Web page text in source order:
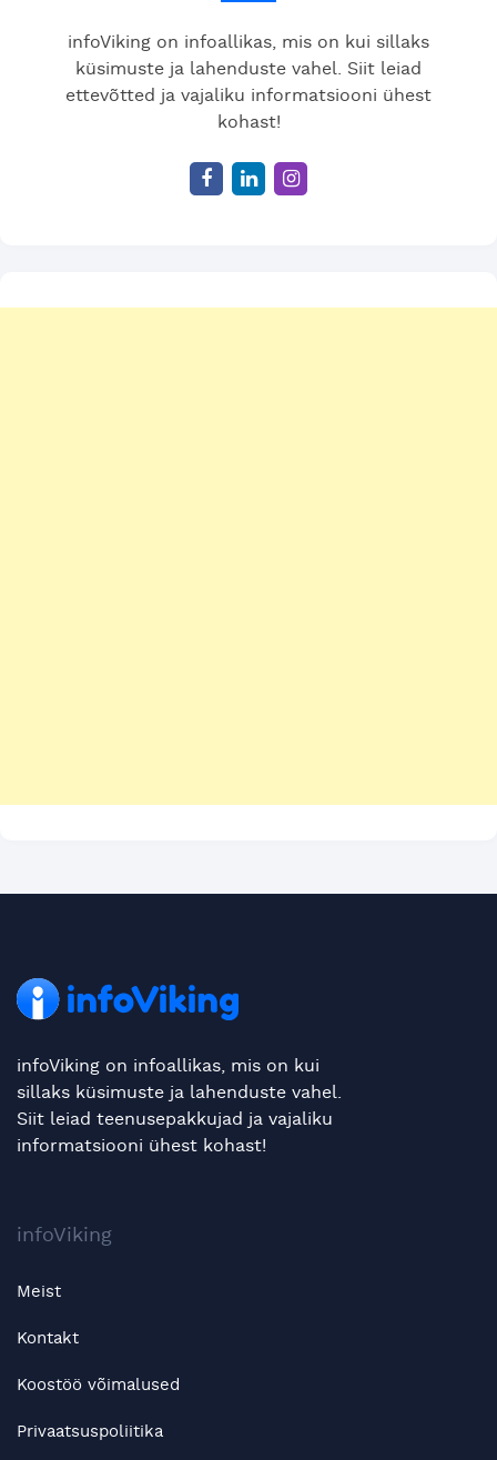
infoViking on infoallikas, mis on kui sillaks
küsimuste ja lahenduste vahel. Siit leiad
ettevõtted ja vajaliku informatsiooni ühest
kohast!
infoViking on infoallikas, mis on kui
sillaks küsimuste ja lahenduste vahel.
Siit leiad teenusepakkujad ja vajaliku
informatsiooni ühest kohast!
infoViking
Meist
Kontakt
Koostöö võimalused
Privaatsuspoliitika